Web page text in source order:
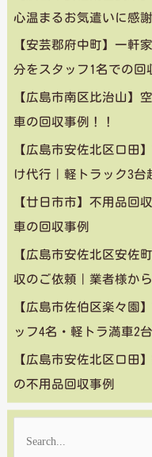
心温まるお気遣いに感
【安芸郡府中町】一軒
分をスタッフ1名での回
【広島市南区比治山】
車の回収事例！！
【広島市安佐北区口田
け代行｜軽トラック3台
【廿日市市】不用品回
車の回収事例
【広島市安佐北区安佐
収のご依頼｜業者様か
【広島市佐伯区楽々園
ッフ4名・軽トラ満車2
【広島市安佐北区口田
の不用品回収事例